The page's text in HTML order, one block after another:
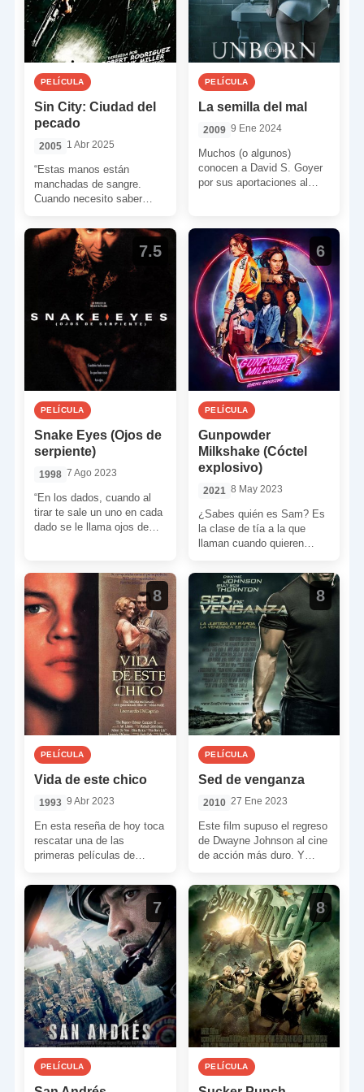
PELÍCULA
Sin City: Ciudad del
pecado
2005 1 Abr 2025
“Estas manos están
manchadas de sangre.
Cuando necesito saber
buscar a alguien que sepa
más […]
PELÍCULA
La semilla del mal
2009 9 Ene 2024
Muchos (o algunos)
conocen a David S. Goyer
por sus aportaciones al
conocen sus películas […]
7.5
PELÍCULA
Snake Eyes (Ojos de
serpiente)
1998 7 Ago 2023
“En los dados, cuando al
tirar te sale un uno en cada
dado se le llama ojos de
6
PELÍCULA
Gunpowder
Milkshake (Cóctel
explosivo)
2021 8 May 2023
¿Sabes quién es Sam? Es
la clase de tía a la que
llaman cuando quieren
ahora […]
8
PELÍCULA
Vida de este chico
1993 9 Abr 2023
En esta reseña de hoy toca
rescatar una de las
primeras películas de
actualmente muy afamado
actor […]
8
PELÍCULA
Sed de venganza
2010 27 Ene 2023
Este film supuso el regreso
de Dwayne Johnson al cine
de acción más duro. Y
todo […]
7
PELÍCULA
8
PELÍCULA